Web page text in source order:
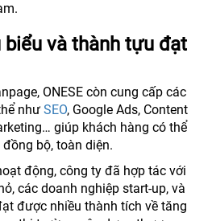
và thành tựu đạt
ONESE còn cung cấp các
như SEO, Google Ads, Content
giúp khách hàng có thể
bộ, toàn diện.
động, công ty đã hợp tác với
các doanh nghiệp start-up, và
được nhiều thành tích về tăng